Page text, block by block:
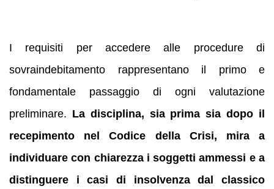
I requisiti per accedere alle procedure di
sovraindebitamento rappresentano il primo e
fondamentale passaggio di ogni valutazione
preliminare. La disciplina, sia prima sia dopo il
recepimento nel Codice della Crisi, mira a
individuare con chiarezza i soggetti ammessi e a
distinguere i casi di insolvenza dal classico